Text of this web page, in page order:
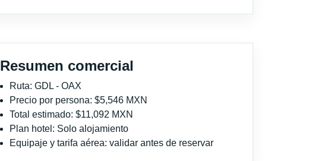
Resumen comercial
Ruta: GDL - OAX
Precio por persona: $5,546 MXN
Total estimado: $11,092 MXN
Plan hotel: Solo alojamiento
Equipaje y tarifa aérea: validar antes de reservar